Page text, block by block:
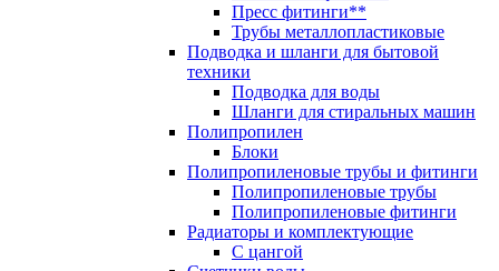
Пресс фитинги**
Трубы металлопластиковые
Подводка и шланги для бытовой
техники
Подводка для воды
Шланги для стиральных машин
Полипропилен
Блоки
Полипропиленовые трубы и фитинги
Полипропиленовые трубы
Полипропиленовые фитинги
Радиаторы и комплектующие
С цангой